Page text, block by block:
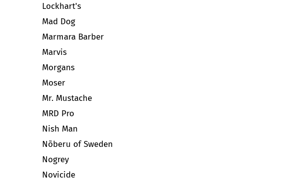
Lockhart's
Mad Dog
Marmara Barber
Marvis
Morgans
Moser
Mr. Mustache
MRD Pro
Nish Man
Nõberu of Sweden
Nogrey
Novicide